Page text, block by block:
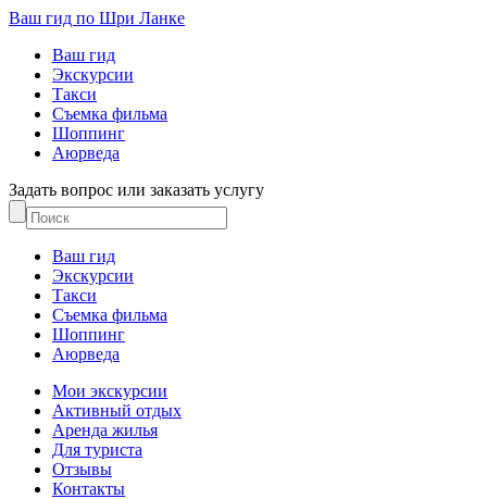
Ваш гид по Шри Ланке
Ваш гид
Экскурсии
Такси
Съемка фильма
Шоппинг
Аюрведа
Задать вопрос или заказать услугу
Ваш гид
Экскурсии
Такси
Съемка фильма
Шоппинг
Аюрведа
Мои экскурсии
Активный отдых
Аренда жилья
Для туриста
Отзывы
Контакты